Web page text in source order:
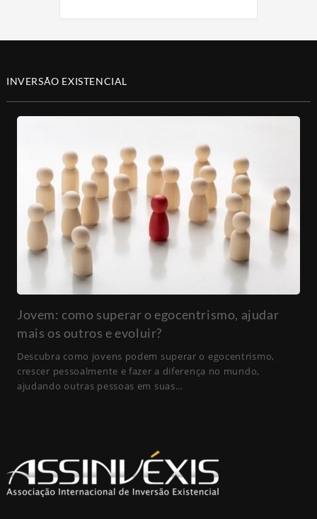
INVERSÃO EXISTENCIAL
Jovem: como superar o egocentrismo, ajudar
mais os outros e evoluir?
Descubra como jovens podem superar o egocentrismo,
crescer pessoalmente e fazer a diferença no mundo,
ajudando outras pessoas em suas…